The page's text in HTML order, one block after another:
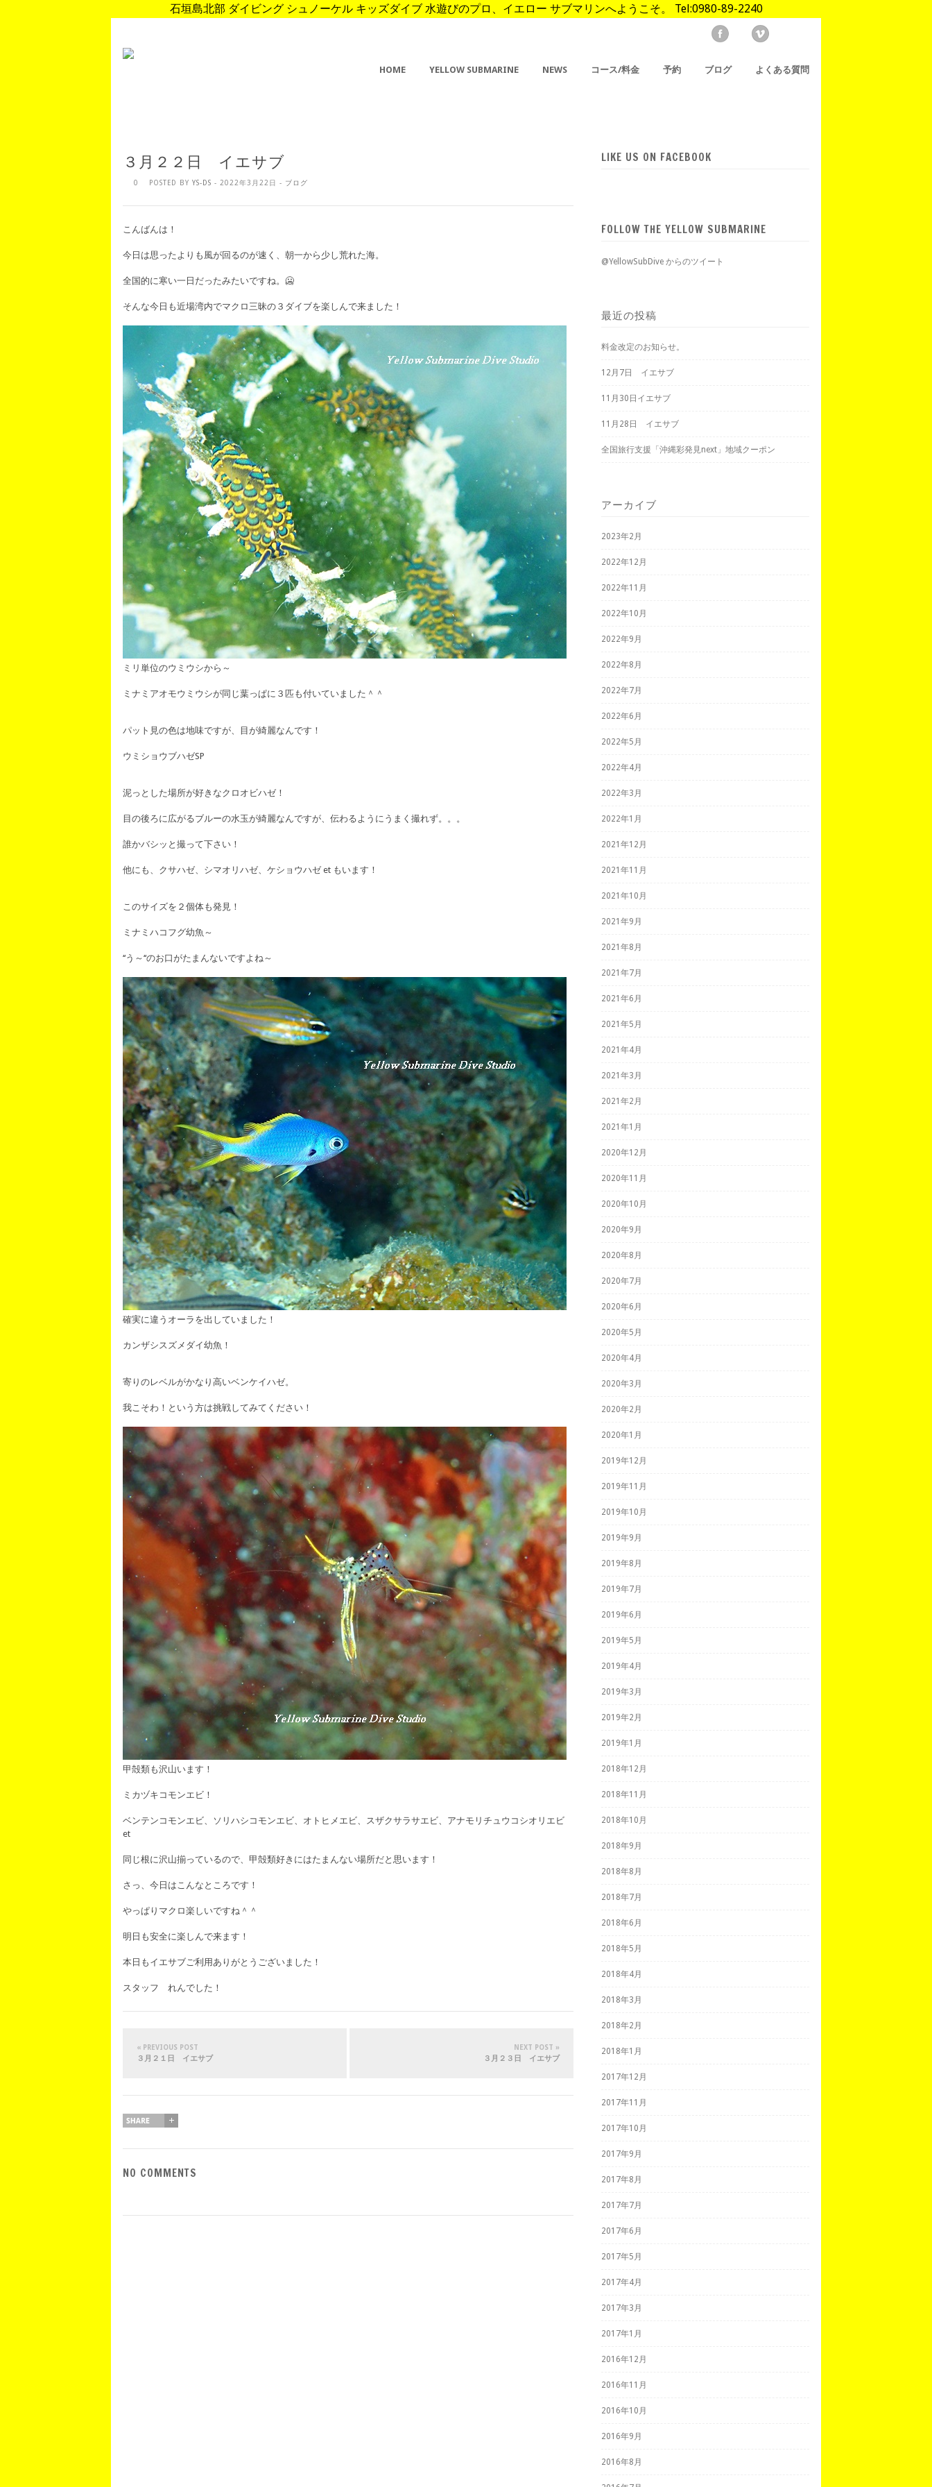
石垣島北部 ダイビング シュノーケル キッズダイブ 水遊びのプロ、イエロー サブマリンへようこそ。 Tel:0980-89-2240
HOME YELLOW SUBMARINE NEWS コース/料金 予約 ブログ よくある質問
３月２２日 イエサブ
0 POSTED BY YS-DS - 2022年3月22日 - ブログ
こんばんは！
今日は思ったよりも風が回るのが速く、朝一から少し荒れた海。
全国的に寒い一日だったみたいですね。🥶
そんな今日も近場湾内でマクロ三昧の３ダイブを楽しんで来ました！
ミリ単位のウミウシから～
ミナミアオモウミウシが同じ葉っぱに３匹も付いていました＾＾
パット見の色は地味ですが、目が綺麗なんです！
ウミショウブハゼSP
泥っとした場所が好きなクロオビハゼ！
目の後ろに広がるブルーの水玉が綺麗なんですが、伝わるようにうまく撮れず。。。
誰かバシッと撮って下さい！
他にも、クサハゼ、シマオリハゼ、ケショウハゼ et もいます！
このサイズを２個体も発見！
ミナミハコフグ幼魚～
‘‘う～‘‘のお口がたまんないですよね～
確実に違うオーラを出していました！
カンザシスズメダイ幼魚！
寄りのレベルがかなり高いベンケイハゼ。
我こそわ！という方は挑戦してみてください！
甲殻類も沢山います！
ミカヅキコモンエビ！
ベンテンコモンエビ、ソリハシコモンエビ、オトヒメエビ、スザクサラサエビ、アナモリチュウコシオリエビ
et
同じ根に沢山揃っているので、甲殻類好きにはたまんない場所だと思います！
さっ、今日はこんなところです！
やっぱりマクロ楽しいですね＾＾
明日も安全に楽しんで来ます！
本日もイエサブご利用ありがとうございました！
スタッフ れんでした！
« PREVIOUS POST
３月２１日 イエサブ
NEXT POST »
３月２３日 イエサブ
NO COMMENTS
LIKE US ON FACEBOOK
FOLLOW THE YELLOW SUBMARINE
@YellowSubDive からのツイート
最近の投稿
料金改定のお知らせ。
12月7日 イエサブ
11月30日イエサブ
11月28日 イエサブ
全国旅行支援「沖縄彩発見next」地域クーポン
アーカイブ
2023年2月
2022年12月
2022年11月
2022年10月
2022年9月
2022年8月
2022年7月
2022年6月
2022年5月
2022年4月
2022年3月
2022年1月
2021年12月
2021年11月
2021年10月
2021年9月
2021年8月
2021年7月
2021年6月
2021年5月
2021年4月
2021年3月
2021年2月
2021年1月
2020年12月
2020年11月
2020年10月
2020年9月
2020年8月
2020年7月
2020年6月
2020年5月
2020年4月
2020年3月
2020年2月
2020年1月
2019年12月
2019年11月
2019年10月
2019年9月
2019年8月
2019年7月
2019年6月
2019年5月
2019年4月
2019年3月
2019年2月
2019年1月
2018年12月
2018年11月
2018年10月
2018年9月
2018年8月
2018年7月
2018年6月
2018年5月
2018年4月
2018年3月
2018年2月
2018年1月
2017年12月
2017年11月
2017年10月
2017年9月
2017年8月
2017年7月
2017年6月
2017年5月
2017年4月
2017年3月
2017年1月
2016年12月
2016年11月
2016年10月
2016年9月
2016年8月